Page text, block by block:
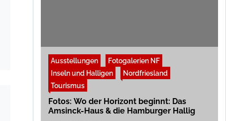
Ausstellungen
Fotogalerien NF
Inseln und Halligen
Nordfriesland
Tourismus
Fotos: Wo der Horizont beginnt: Das
Amsinck-Haus & die Hamburger Hallig